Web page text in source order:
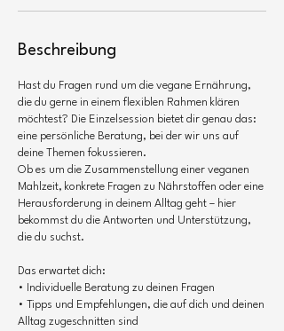
Beschreibung
Hast du Fragen rund um die vegane Ernährung,
die du gerne in einem flexiblen Rahmen klären
möchtest? Die Einzelsession bietet dir genau das:
eine persönliche Beratung, bei der wir uns auf
deine Themen fokussieren.
Ob es um die Zusammenstellung einer veganen
Mahlzeit, konkrete Fragen zu Nährstoffen oder eine
Herausforderung in deinem Alltag geht – hier
bekommst du die Antworten und Unterstützung,
die du suchst.
Das erwartet dich:
• Individuelle Beratung zu deinen Fragen
• Tipps und Empfehlungen, die auf dich und deinen
Alltag zugeschnitten sind